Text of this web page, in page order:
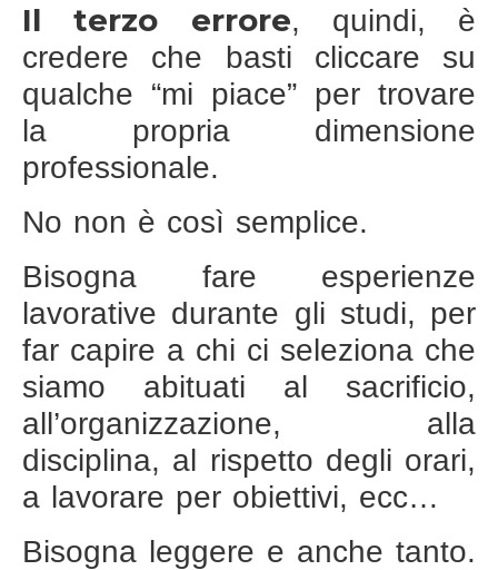
Il terzo errore, quindi, è
credere che basti cliccare su
qualche “mi piace” per trovare
la propria dimensione
professionale.
No non è così semplice.
Bisogna fare esperienze
lavorative durante gli studi, per
far capire a chi ci seleziona che
siamo abituati al sacrificio,
all’organizzazione, alla
disciplina, al rispetto degli orari,
a lavorare per obiettivi, ecc…
Bisogna leggere e anche tanto.